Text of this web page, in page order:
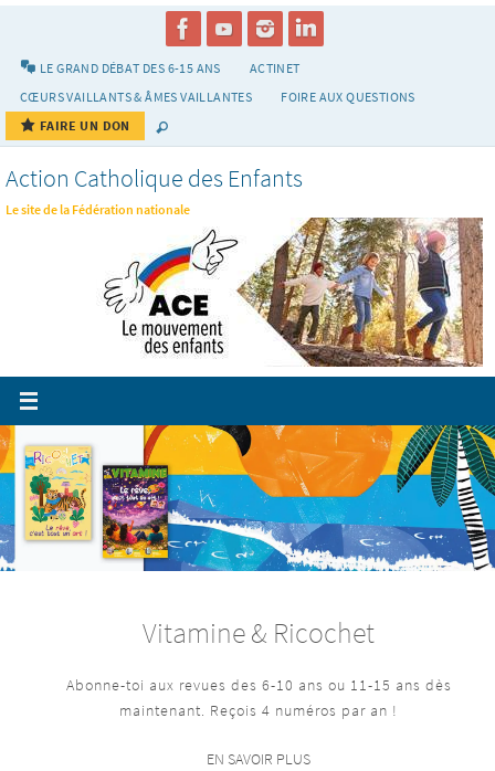
LE GRAND DÉBAT DES 6-15 ANS
ACTINET
CŒURS VAILLANTS & ÂMES VAILLANTES
FOIRE AUX QUESTIONS
FAIRE UN DON
Action Catholique des Enfants
Le site de la Fédération nationale
Vitamine & Ricochet
Abonne-toi aux revues des 6-10 ans ou 11-15 ans dès
maintenant. Reçois 4 numéros par an !
EN SAVOIR PLUS